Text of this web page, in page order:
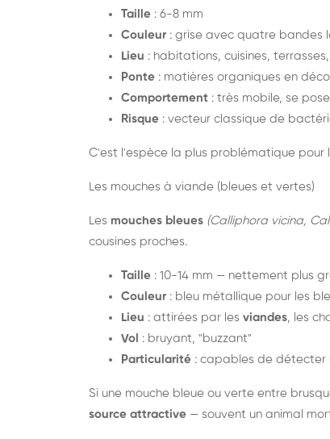
Taille : 6-8 mm
Couleur : grise avec quatre bandes
Lieu : habitations, cuisines,
Ponte : matières organiques en
Comportement : très mobile, se
Risque : vecteur classique de
C'est l'espèce la plus problématique pour
Les mouches à viande (bleues et vertes)
Les mouches bleues (Calliphora vicina,
cousines proches.
Taille : 10-14 mm — nettement plus
Couleur : bleu métallique pour les
Lieu : attirées par les viandes, les
Vol : bruyant, "buzzant"
Particularité : capables de détecter
Si une mouche bleue ou verte entre
source attractive — souvent un animal